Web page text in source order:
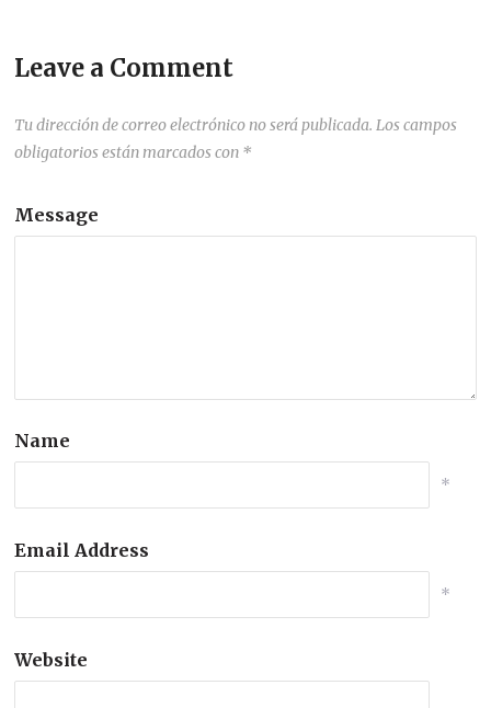
Leave a Comment
Tu dirección de correo electrónico no será publicada. Los campos
obligatorios están marcados con *
Message
Name
*
Email Address
*
Website